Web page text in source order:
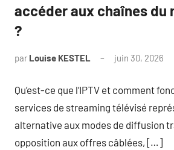
accéder aux chaînes du
?
par Louise KESTEL juin 30, 2026
Qu’est-ce que l’IPTV et comment
services de streaming télévisé
alternative aux modes de diffusion
opposition aux offres câblées, […]